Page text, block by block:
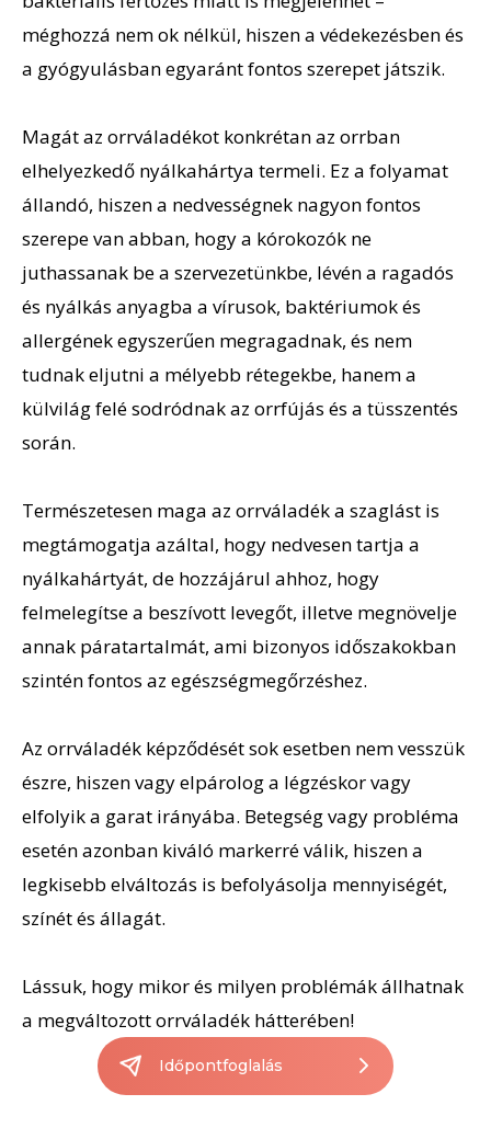
méghozzá nem ok nélkül, hiszen a védekezésben és
a gyógyulásban egyaránt fontos szerepet játszik.
Magát az orrváladékot konkrétan az orrban
elhelyezkedő nyálkahártya termeli. Ez a folyamat
állandó, hiszen a nedvességnek nagyon fontos
szerepe van abban, hogy a kórokozók ne
juthassanak be a szervezetünkbe, lévén a ragadós
és nyálkás anyagba a vírusok, baktériumok és
allergének egyszerűen megragadnak, és nem
tudnak eljutni a mélyebb rétegekbe, hanem a
külvilág felé sodródnak az orrfújás és a tüsszentés
során.
Természetesen maga az orrváladék a szaglást is
megtámogatja azáltal, hogy nedvesen tartja a
nyálkahártyát, de hozzájárul ahhoz, hogy
felmelegítse a beszívott levegőt, illetve megnövelje
annak páratartalmát, ami bizonyos időszakokban
szintén fontos az egészségmegőrzéshez.
Az orrváladék képződését sok esetben nem vesszük
észre, hiszen vagy elpárolog a légzéskor vagy
elfolyik a garat irányába. Betegség vagy probléma
esetén azonban kiváló markerré válik, hiszen a
legkisebb elváltozás is befolyásolja mennyiségét,
színét és állagát.
Lássuk, hogy mikor és milyen problémák állhatnak
a megváltozott orrváladék hátterében!
Időpontfoglalás